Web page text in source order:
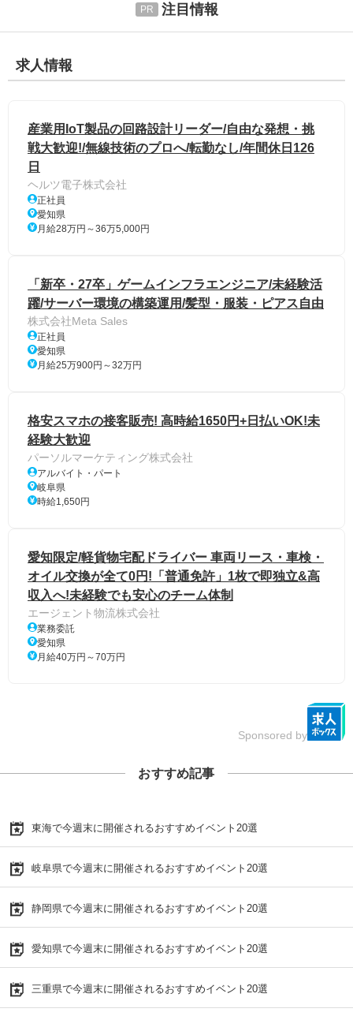
注目情報
求人情報
産業用IoT製品の回路設計リーダー/自由な発想・挑
戦大歓迎!/無線技術のプロへ/転勤なし/年間休日126
日
ヘルツ電子株式会社
正社員
愛知県
月給28万円～36万5,000円
「新卒・27卒」ゲームインフラエンジニア/未経験活
躍/サーバー環境の構築運用/髪型・服装・ピアス自由
株式会社Meta Sales
正社員
愛知県
月給25万900円～32万円
格安スマホの接客販売! 高時給1650円+日払いOK!未
経験大歓迎
パーソルマーケティング株式会社
アルバイト・パート
岐阜県
時給1,650円
愛知限定/軽貨物宅配ドライバー 車両リース・車検・
オイル交換が全て0円!「普通免許」1枚で即独立&高
収入へ!未経験でも安心のチーム体制
エージェント物流株式会社
業務委託
愛知県
月給40万円～70万円
Sponsored by
おすすめ記事
東海で今週末に開催されるおすすめイベント20選
岐阜県で今週末に開催されるおすすめイベント20選
静岡県で今週末に開催されるおすすめイベント20選
愛知県で今週末に開催されるおすすめイベント20選
三重県で今週末に開催されるおすすめイベント20選